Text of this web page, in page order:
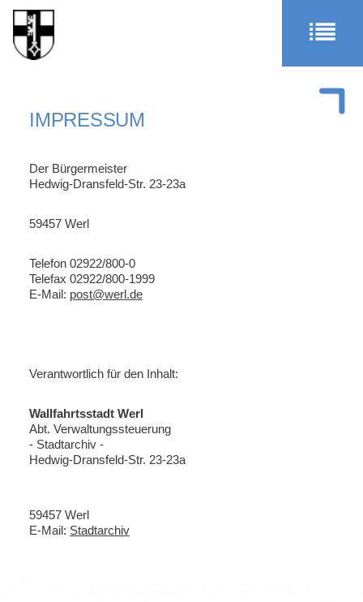
IMPRESSUM
Der Bürgermeister
Hedwig-Dransfeld-Str. 23-23a
59457 Werl
Telefon 02922/800-0
Telefax 02922/800-1999
E-Mail: post@werl.de
Verantwortlich für den Inhalt:
Wallfahrtsstadt Werl
Abt. Verwaltungssteuerung
- Stadtarchiv -
Hedwig-Dransfeld-Str. 23-23a
59457 Werl
E-Mail: Stadtarchiv